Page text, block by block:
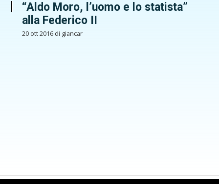
“Aldo Moro, l’uomo e lo statista”
alla Federico II
20 ott 2016 di giancar